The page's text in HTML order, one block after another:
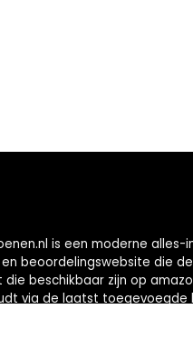
is een moderne alles-
beoordelingswebsite die de
beschikbaar zijn op
via de laatst toegevoegde